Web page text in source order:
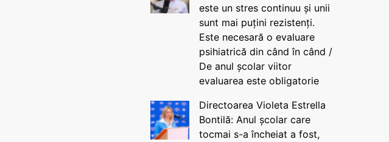
este un stres continuu și unii
sunt mai puțini rezistenți.
Este necesară o evaluare
psihiatrică din când în când /
De anul școlar viitor
evaluarea este obligatorie
Directoarea Violeta Estrella
Bontilă: Anul școlar care
tocmai s-a încheiat a fost,